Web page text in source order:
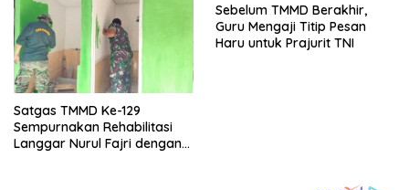
Satgas TMMD Ke-129
Sempurnakan Rehabilitasi
Langgar Nurul Fajri dengan
Sebelum TMMD Berakhir,
Guru Mengaji Titip Pesan
Haru untuk Prajurit TNI